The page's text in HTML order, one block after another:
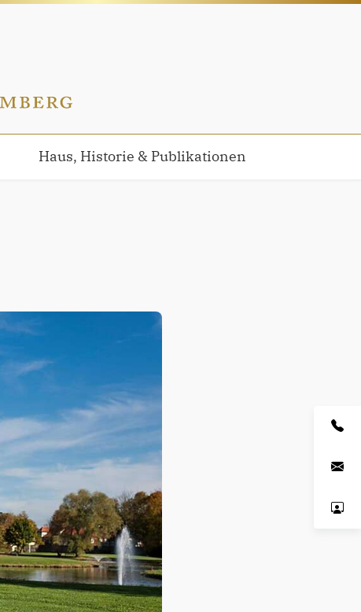
Haus, Historie & Publikationen